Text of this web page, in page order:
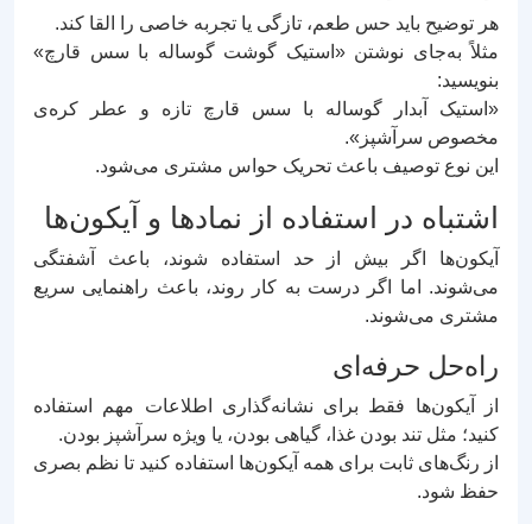
هر توضیح باید حس طعم، تازگی یا تجربه خاصی را القا کند.
مثلاً به‌جای نوشتن «استیک گوشت گوساله با سس قارچ»
بنویسید:
«استیک آبدار گوساله با سس قارچ تازه و عطر کره‌ی
مخصوص سرآشپز».
این نوع توصیف باعث تحریک حواس مشتری می‌شود.
اشتباه در استفاده از نمادها و آیکون‌ها
آیکون‌ها اگر بیش از حد استفاده شوند، باعث آشفتگی
می‌شوند. اما اگر درست به کار روند، باعث راهنمایی سریع
مشتری می‌شوند.
راه‌حل حرفه‌ای
از آیکون‌ها فقط برای نشانه‌گذاری اطلاعات مهم استفاده
کنید؛ مثل تند بودن غذا، گیاهی بودن، یا ویژه سرآشپز بودن.
از رنگ‌های ثابت برای همه آیکون‌ها استفاده کنید تا نظم بصری
حفظ شود.